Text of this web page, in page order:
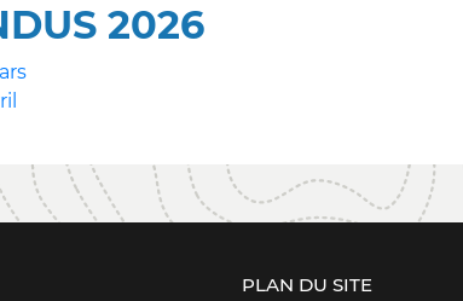
2026
PLAN DU SITE